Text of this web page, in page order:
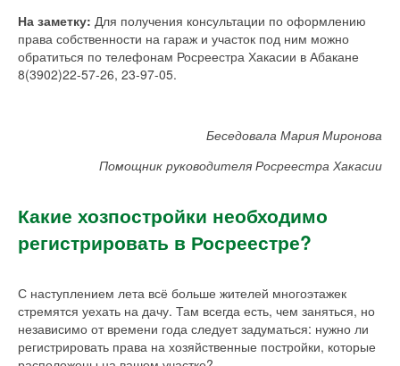
На заметку: Для получения консультации по оформлению
права собственности на гараж и участок под ним можно
обратиться по телефонам Росреестра Хакасии в Абакане
8(3902)22-57-26, 23-97-05.
Беседовала Мария Миронова
Помощник руководителя Росреестра Хакасии
Какие хозпостройки необходимо
регистрировать в Росреестре?
С наступлением лета всё больше жителей многоэтажек
стремятся уехать на дачу. Там всегда есть, чем заняться, но
независимо от времени года следует задуматься: нужно ли
регистрировать права на хозяйственные постройки, которые